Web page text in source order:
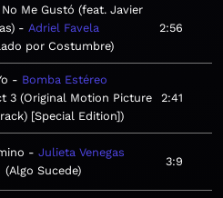
Me Gustó (feat. Javier
Adriel Favela
por Costumbre
2:56
Bomba Estéreo
3 (Original Motion Picture
[Special Edition]
2:41
Julieta Venegas
Algo Sucede
3:9